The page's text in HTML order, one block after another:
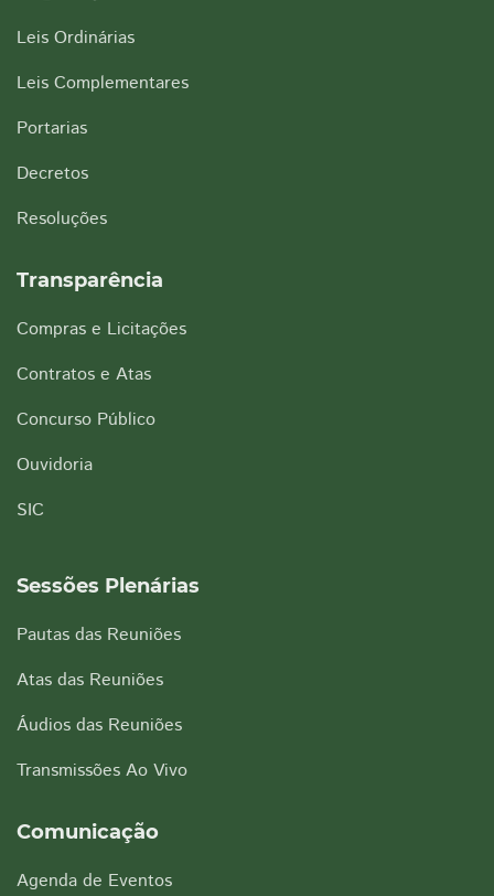
Leis Ordinárias
Leis Complementares
Portarias
Decretos
Resoluções
Transparência
Compras e Licitações
Contratos e Atas
Concurso Público
Ouvidoria
SIC
Sessões Plenárias
Pautas das Reuniões
Atas das Reuniões
Áudios das Reuniões
Transmissões Ao Vivo
Comunicação
Agenda de Eventos